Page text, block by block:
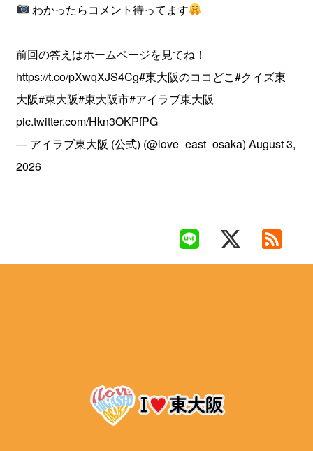
わかったらコメント待ってます
前回の答えはホームページを見てね！
https://t.co/pXwqXJS4Cg#東大阪のココどこ#クイズ東
大阪#東大阪#東大阪市#アイラブ東大阪
pic.twitter.com/Hkn3OKPfPG
— アイラブ東大阪 (公式) (@love_east_osaka)August 3,
2026